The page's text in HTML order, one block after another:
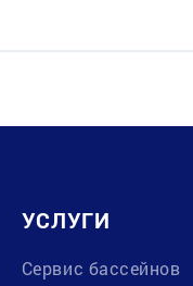
УСЛУГИ
Сервис бассейнов